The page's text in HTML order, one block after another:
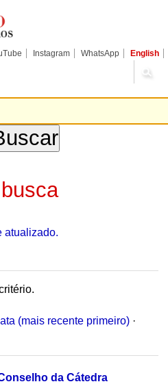
Instagram WhatsApp English
atualizado.
(mais recente primeiro) ·
da Cátedra